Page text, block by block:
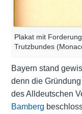
Plakat mit
Trutzbundes
Bayern stand
denn die
des Alldeutschen
Bamberg